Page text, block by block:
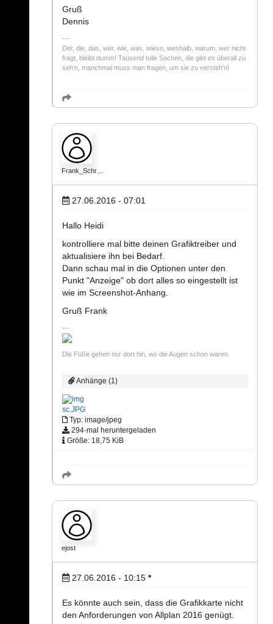
Gruß
Dennis
Der, die, das, wer, wie, was, wieso, weshalb, warum, wer nicht
fragt, bleibt dumm! Tausend tolle Sachen, die gibt es überall zu
seh'n, manchmal muss man fragen, um sie zu versteh'n!
Frank_Schr…
27.06.2016 - 07:01
Hallo Heidi
kontrolliere mal bitte deinen Grafiktreiber und
aktualisiere ihn bei Bedarf.
Dann schau mal in die Optionen unter den
Punkt "Anzeige" ob dort alles so eingestellt ist
wie im Screenshot-Anhang.
Gruß Frank
Die Füße gehen nur dort hin, wo die Augen schon waren.
Anhänge (1)
sc.JPG
Typ: image/jpeg
294-mal heruntergeladen
Größe: 18,75 KiB
ejost
27.06.2016 - 10:15 *
Es könnte auch sein, dass die Grafikkarte nicht
den Anforderungen von Allplan 2016 genügt.